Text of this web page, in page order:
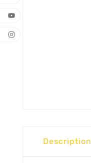
Description